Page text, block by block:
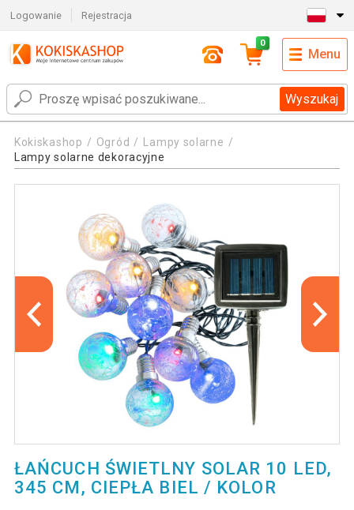
Logowanie Rejestracja
Wyszukaj
0
Menu
Kokiskashop Ogród
Lampy solarne
Lampy solarne dekoracyjne
ŁAŃCUCH ŚWIETLNY SOLAR 10 LED,
345 CM, CIEPŁA BIEL / KOLOR